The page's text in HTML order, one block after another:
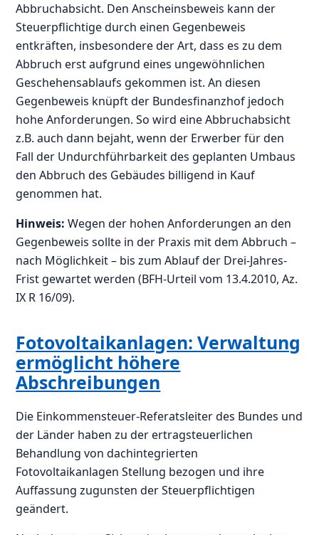
Abbruchabsicht. Den Anscheinsbeweis kann der
Steuerpflichtige durch einen Gegenbeweis
entkräften, insbesondere der Art, dass es zu dem
Abbruch erst aufgrund eines ungewöhnlichen
Geschehensablaufs gekommen ist. An diesen
Gegenbeweis knüpft der Bundesfinanzhof jedoch
hohe Anforderungen. So wird eine Abbruchabsicht
z.B. auch dann bejaht, wenn der Erwerber für den
Fall der Undurchführbarkeit des geplanten Umbaus
den Abbruch des Gebäudes billigend in Kauf
genommen hat.
Hinweis:Wegen der hohen Anforderungen an den
Gegenbeweis sollte in der Praxis mit dem Abbruch –
nach Möglichkeit – bis zum Ablauf der Drei-Jahres-
Frist gewartet werden (BFH-Urteil vom 13.4.2010, Az.
IX R 16/09).
Fotovoltaikanlagen: Verwaltung
ermöglicht höhere
Abschreibungen
Die Einkommensteuer-Referatsleiter des Bundes und
der Länder haben zu der ertragsteuerlichen
Behandlung von dachintegrierten
Fotovoltaikanlagen Stellung bezogen und ihre
Auffassung zugunsten der Steuerpflichtigen
geändert.